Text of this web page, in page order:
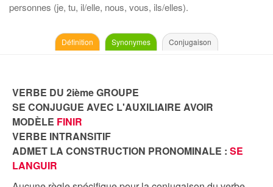
personnes (je, tu, il/elle, nous, vous, ils/elles).
Définition Synonymes Conjugaison
VERBE DU 2ième GROUPE
SE CONJUGUE AVEC L'AUXILIAIRE AVOIR
MODÈLE FINIR
VERBE INTRANSITIF
ADMET LA CONSTRUCTION PRONOMINALE : SE
LANGUIR